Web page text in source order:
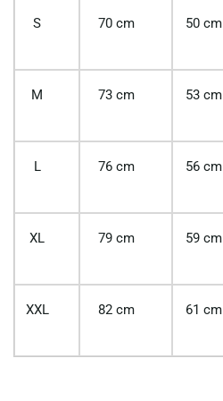
S 70 cm 50 cm
M 73 cm 53 cm
L 76 cm 56 cm
XL 79 cm 59 cm
XXL 82 cm 61 cm